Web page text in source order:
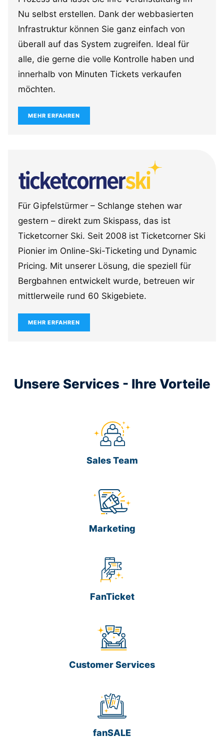
Nu selbst erstellen. Dank der webbasierten
Infrastruktur können Sie ganz einfach von
überall auf das System zugreifen. Ideal für
alle, die gerne die volle Kontrolle haben und
innerhalb von Minuten Tickets verkaufen
möchten.
MEHR ERFAHREN
Für Gipfelstürmer – Schlange stehen war
gestern – direkt zum Skispass, das ist
Ticketcorner Ski. Seit 2008 ist Ticketcorner Ski
Pionier im Online-Ski-Ticketing und Dynamic
Pricing. Mit unserer Lösung, die speziell für
Bergbahnen entwickelt wurde, betreuen wir
mittlerweile rund 60 Skigebiete.
MEHR ERFAHREN
Unsere Services - Ihre Vorteile
Sales Team
Marketing
FanTicket
Customer Services
fanSALE